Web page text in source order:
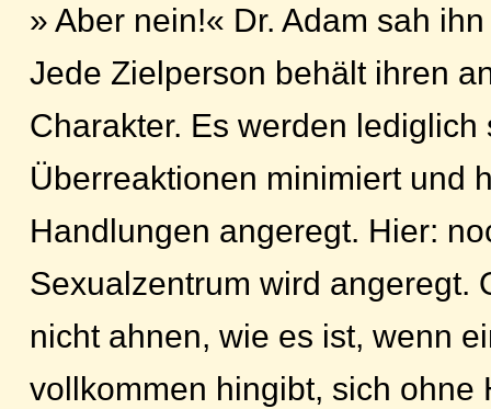
» Aber nein!« Dr. Adam sah
Jede Zielperson behält ihren
Charakter. Es werden lediglich
Überreaktionen minimiert und
Handlungen angeregt. Hier:
Sexualzentrum wird angeregt.
nicht ahnen, wie es ist, wenn
vollkommen hingibt, sich ohne